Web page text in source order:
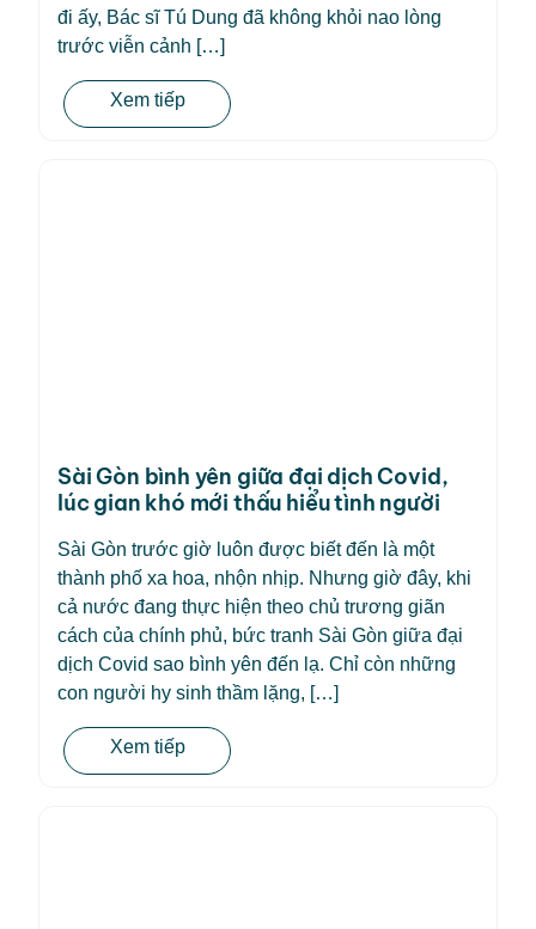
đi ấy, Bác sĩ Tú Dung đã không khỏi nao lòng
trước viễn cảnh […]
Xem tiếp
Sài Gòn bình yên giữa đại dịch Covid,
lúc gian khó mới thấu hiểu tình người
Sài Gòn trước giờ luôn được biết đến là một
thành phố xa hoa, nhộn nhịp. Nhưng giờ đây, khi
cả nước đang thực hiện theo chủ trương giãn
cách của chính phủ, bức tranh Sài Gòn giữa đại
dịch Covid sao bình yên đến lạ. Chỉ còn những
con người hy sinh thầm lặng, […]
Xem tiếp